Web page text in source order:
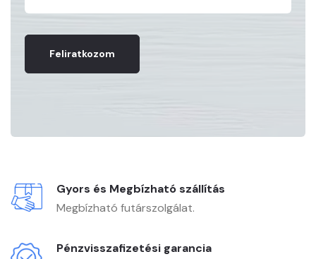
Feliratkozom
Gyors és Megbízható szállítás
Megbízható futárszolgálat.
Pénzvisszafizetési garancia